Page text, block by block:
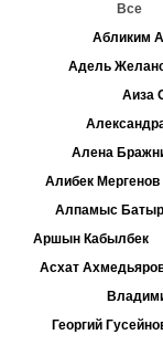
Все
Абликим
Адель
Аиза
Алена
Алибек Мергенов
Алпамыс
Аршын Кабылбек
Асхат
Георгий